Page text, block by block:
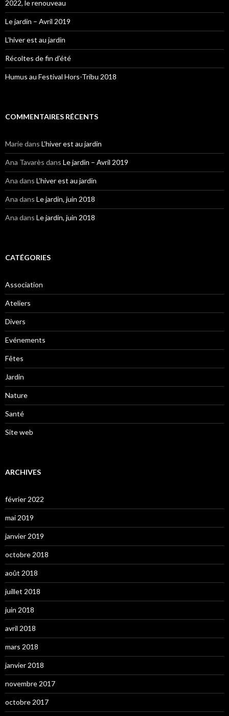
2022, le renouveau
Le jardin – Avril 2019
L’hiver est au jardin
Récoltes de fin d’été
Humus au Festival Hors-Tribu 2018
COMMENTAIRES RÉCENTS
Mariedans L’hiver est au jardin
Ana Tavarès dans Le jardin – Avril 2019
Ana dans L’hiver est au jardin
Ana dans Le jardin, juin 2018
Ana dans Le jardin, juin 2018
CATÉGORIES
Association
Ateliers
Divers
Evénements
Fêtes
Jardin
Nature
Santé
Site web
ARCHIVES
février 2022
mai 2019
janvier 2019
octobre 2018
août 2018
juillet 2018
juin 2018
avril 2018
mars 2018
janvier 2018
novembre 2017
octobre 2017